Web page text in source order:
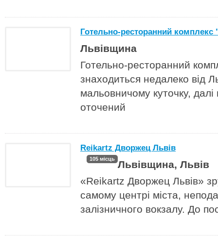
Готельно-ресторанний комплекс
Львівщина
Готельно-ресторанний
знаходиться недалеко від
мальовничому куточку, далі
оточений
Reikartz Дворжец Львів
105 місць Львівщина, Львів
«Reikartz Дворжец Львів»
самому центрі міста,
залізничного вокзалу. До